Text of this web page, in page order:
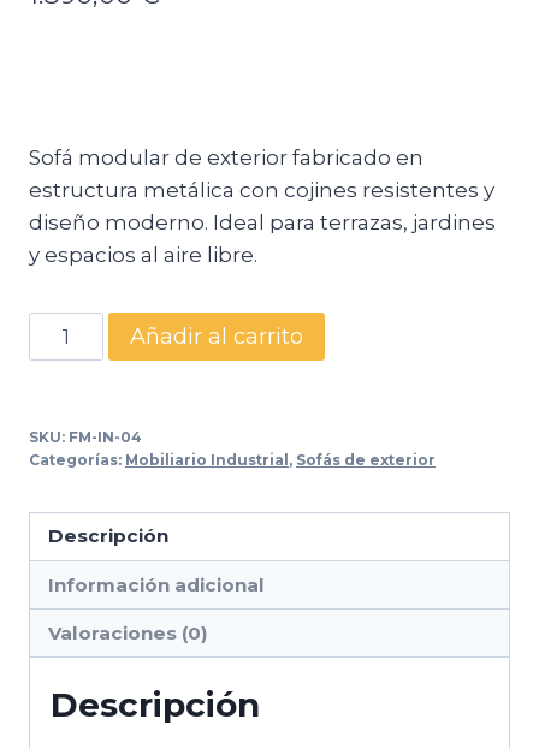
Sofá modular de exterior fabricado en
estructura metálica con cojines resistentes y
diseño moderno. Ideal para terrazas, jardines
y espacios al aire libre.
modular
–
de
con
metálica
Añadir al carrito
SKU: FM-IN-04
Categorías: Mobiliario Industrial , Sofás de exterior
Descripción
Información adicional
Valoraciones (0)
Descripción